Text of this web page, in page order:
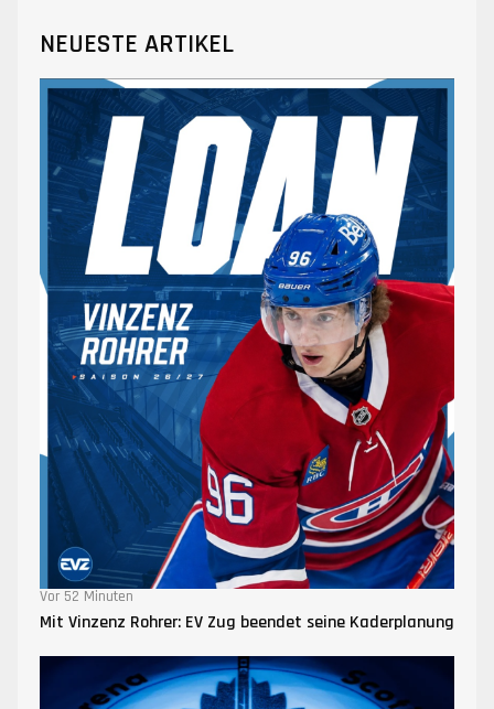
NEUESTE ARTIKEL
Vor 52 Minuten
Mit Vinzenz Rohrer: EV Zug beendet seine Kaderplanung